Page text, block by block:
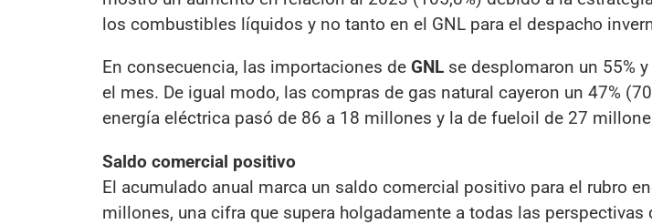
los combustibles líquidos y no tanto en el GNL para el despacho
En consecuencia, las importaciones de GNL se desplomaron un 55%
el mes. De igual modo, las compras de gas natural cayeron un 47%
energía eléctrica pasó de 86 a 18 millones y la de fueloil de 27
Saldo comercial positivo
El acumulado anual marca un saldo comercial positivo para el rubro
millones, una cifra que supera holgadamente a todas las perspectivas